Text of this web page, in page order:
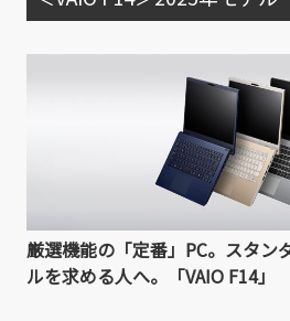
厳選機能の「定番」PC。スタン
ルを求める人へ。「VAIO F14」